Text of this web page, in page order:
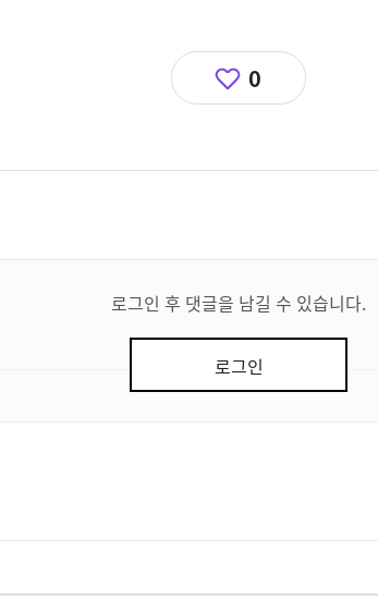
0
로그인 후 댓글을 남길 수 있습니다.
로그인